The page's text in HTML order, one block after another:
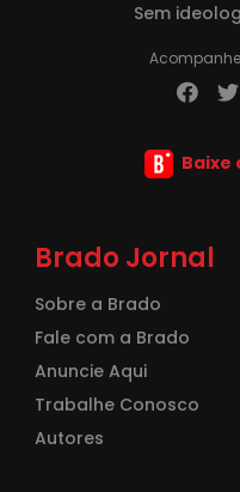
Sem
Baixe
Brado Jornal
Sobre a Brado
Fale com a Brado
Anuncie Aqui
Trabalhe Conosco
Autores